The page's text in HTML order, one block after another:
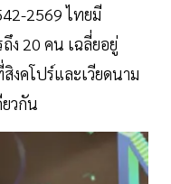
2569 ไทยมี
ง 20 คน เฉลี่ยอยู่
งคโปร์และเวียดนาม
วกัน